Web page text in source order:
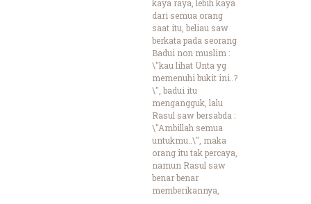
kaya raya, lebih kaya
dari semua orang
saat itu, beliau saw
berkata pada seorang
Badui non muslim :
\"kau lihat Unta yg
memenuhi bukit ini..?
\", badui itu
mengangguk, lalu
Rasul saw bersabda :
\"Ambillah semua
untukmu..\", maka
orang itu tak percaya,
namun Rasul saw
benar benar
memberikannya,